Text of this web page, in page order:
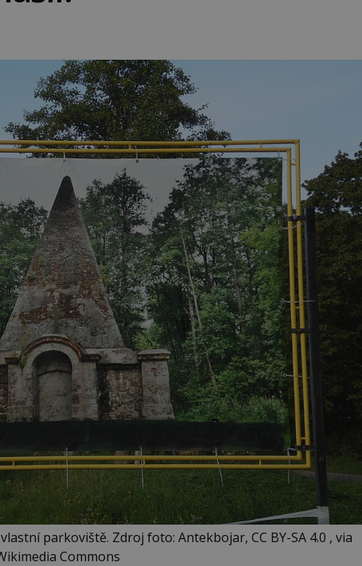
parkoviště. Zdroj foto: Antekbojar, CC BY-SA 4.0 , via
Commons